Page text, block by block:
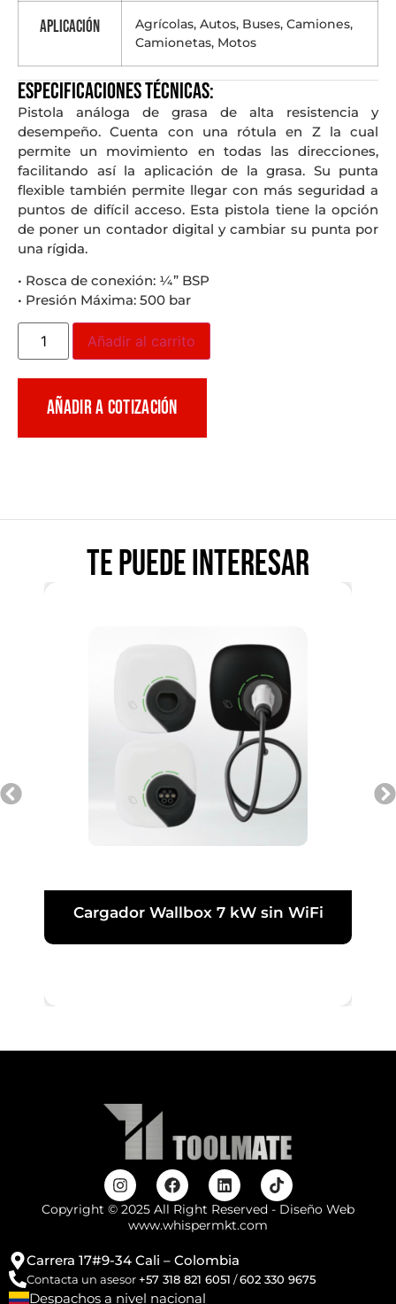
Aplicación
Agrícolas, Autos, Buses, Camiones,
Camionetas, Motos
Especificaciones técnicas:
Pistola análoga de grasa de alta resistencia y
desempeño. Cuenta con una rótula en Z la cual
permite un movimiento en todas las direcciones,
facilitando así la aplicación de la grasa. Su punta
flexible también permite llegar con más seguridad a
puntos de difícil acceso. Esta pistola tiene la opción
de poner un contador digital y cambiar su punta por
una rígida.
• Rosca de conexión: ¼” BSP
• Presión Máxima: 500 bar
Añadir al carrito
AÑADIR A COTIZACIÓN
Te puede interesar
Cargador Wallbox 7 kW sin WiFi
Copyright © 2025 All Right Reserved - Diseño Web
www.whispermkt.com
Carrera 17#9-34 Cali – Colombia
Contacta un asesor+57 318 821 6051 /602 330 9675
Despachos a nivel nacional